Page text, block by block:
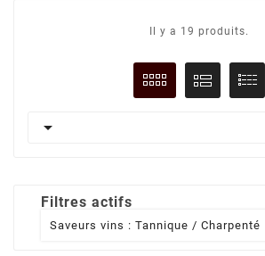
Il y a 19 produits.

Filtres actifs
Saveurs vins : Tannique / Charpenté